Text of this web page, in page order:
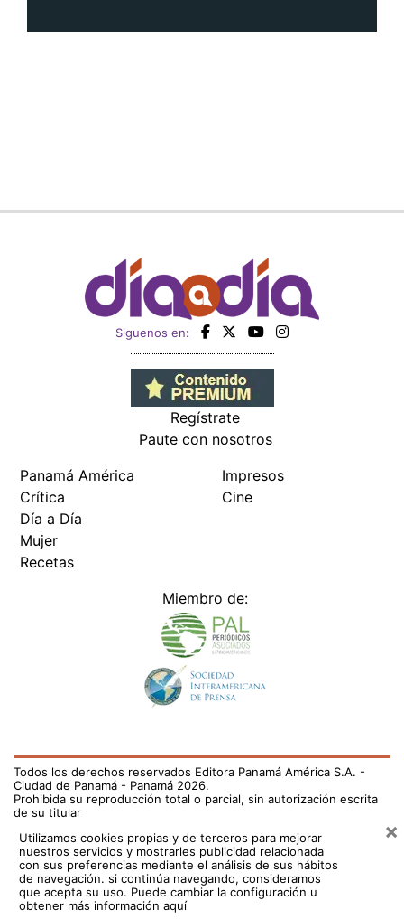
Siguenos en:
Regístrate
Paute con nosotros
Panamá América
Crítica
Día a Día
Mujer
Recetas
Impresos
Cine
Miembro de:
Todos los derechos reservados Editora Panamá América S.A. -
Ciudad de Panamá - Panamá 2026.
Prohibida su reproducción total o parcial, sin autorización escrita
de su titular
Utilizamos cookies propias y de terceros para mejorar
nuestros servicios y mostrarles publicidad relacionada
con sus preferencias mediante el análisis de sus hábitos
de navegación. si continúa navegando, consideramos
que acepta su uso. Puede cambiar la configuración u
obtener más información aquí
×